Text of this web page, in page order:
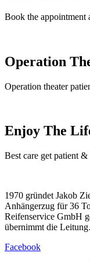
Book the appointment
Operation
Operation theater
Enjoy The
Best care get patient
1970 gründet Jakob
Anhängerzug für 36
Reifenservice GmbH
übernimmt die
Facebook